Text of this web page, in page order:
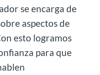
se encarga de
aspectos de
esto logramos
para que